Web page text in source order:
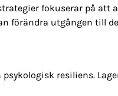
fokuserar på att
förändra utgången till
resiliens.